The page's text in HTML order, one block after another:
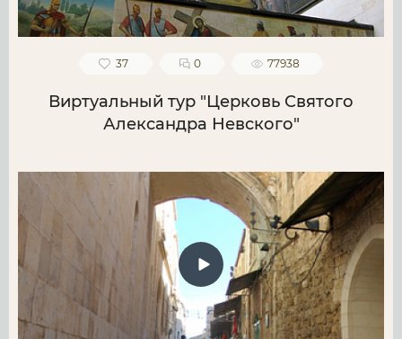
37 0 77938
Виртуальный тур "Церковь Святого
Александра Невского"